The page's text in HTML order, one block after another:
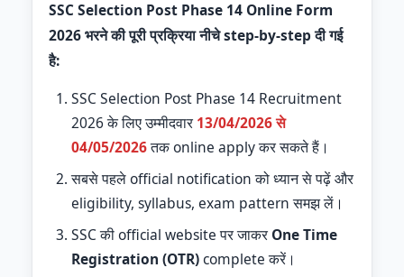
SSC Selection Post Phase 14 Online Form
2026 भरने की पूरी प्रक्रिया नीचे step-by-step दी गई
है:
SSC Selection Post Phase 14 Recruitment
2026 के लिए उम्मीदवार 13/04/2026 से
04/05/2026तक online apply कर सकते हैं।
सबसे पहले official notification को ध्यान से पढ़ें और
eligibility, syllabus, exam pattern समझ लें।
SSC की official website पर जाकर One Time
Registration (OTR)complete करें।